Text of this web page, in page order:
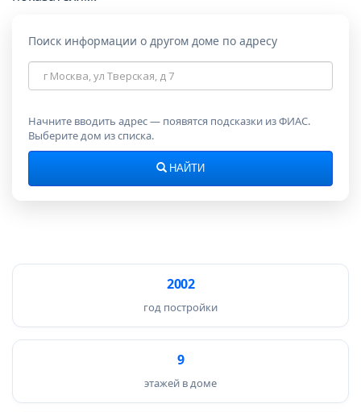
Поиск информации о другом доме по адресу
Адрес
дома
Начните вводить адрес — появятся подсказки из ФИАС.
Выберите дом из списка.
НАЙТИ
2002
год постройки
9
этажей в доме